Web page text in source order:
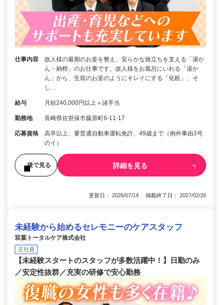
仕事内容
故人様の最期のお姿を整え、安らかな旅立ちを支える「湯か
ん・納棺」のお仕事です。故人様をお風呂にいれる「湯か
ん」から、生前のお姿のようにキレイにする「化粧」、そ
し…
給与 月給240,000円以上＋諸手当
勤務地 長崎県佐世保市藤原町6-11-17
応募資格
高卒以上、要普通自動車運転免許、49歳まで（例外事由3号
のイ）
後で見る 詳細を見る
更新日： 2026/07/14 掲載終了日： 2027/02/26
未経験から始めるセレモニーのケアスタッフ
双葉トータルケア株式会社
正社員
【未経験スタートのスタッフが多数活躍中！】日勤のみ
／安定性抜群／充実の研修で安心勤務